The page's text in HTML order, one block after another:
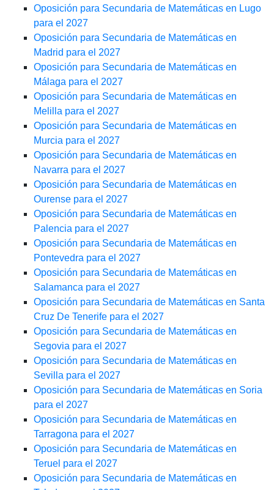
Oposición para Secundaria de Matemáticas en Lugo
para el 2027
Oposición para Secundaria de Matemáticas en
Madrid para el 2027
Oposición para Secundaria de Matemáticas en
Málaga para el 2027
Oposición para Secundaria de Matemáticas en
Melilla para el 2027
Oposición para Secundaria de Matemáticas en
Murcia para el 2027
Oposición para Secundaria de Matemáticas en
Navarra para el 2027
Oposición para Secundaria de Matemáticas en
Ourense para el 2027
Oposición para Secundaria de Matemáticas en
Palencia para el 2027
Oposición para Secundaria de Matemáticas en
Pontevedra para el 2027
Oposición para Secundaria de Matemáticas en
Salamanca para el 2027
Oposición para Secundaria de Matemáticas en Santa
Cruz De Tenerife para el 2027
Oposición para Secundaria de Matemáticas en
Segovia para el 2027
Oposición para Secundaria de Matemáticas en
Sevilla para el 2027
Oposición para Secundaria de Matemáticas en Soria
para el 2027
Oposición para Secundaria de Matemáticas en
Tarragona para el 2027
Oposición para Secundaria de Matemáticas en
Teruel para el 2027
Oposición para Secundaria de Matemáticas en